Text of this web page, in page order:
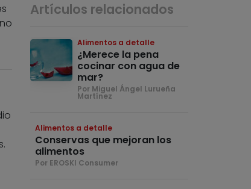
Artículos relacionados
Alimentos a detalle
¿Merece la pena
cocinar con agua de
mar?
Por Miguel Ángel Lurueña
Martínez
Alimentos a detalle
Conservas que mejoran los
alimentos
Por EROSKI Consumer